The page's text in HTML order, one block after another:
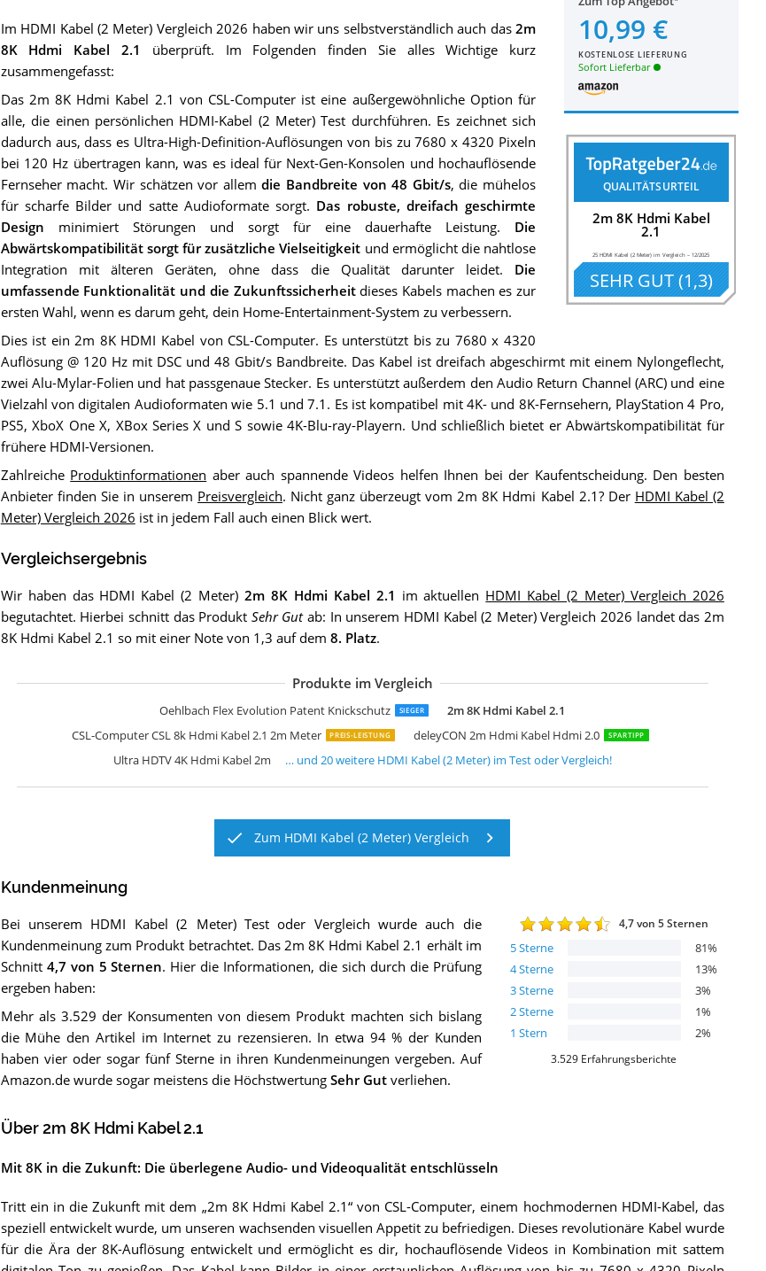
10,99 €
KOSTENLOSE LIEFERUNG
Sofort Lieferbar
QUALITÄTSURTEIL
2m 8K Hdmi Kabel
2.1
25 HDMI Kabel (2 Meter) im Vergleich –12/2025
SEHR GUT(1,3)
Im HDMI Kabel (2 Meter) Vergleich 2026 haben wir uns selbstverständlich auch das2m
8K Hdmi Kabel 2.1
überprüft. Im Folgenden finden Sie alles Wichtige kurz
zusammengefasst:
Das 2m 8K Hdmi Kabel 2.1 von CSL-Computer ist eine außergewöhnliche Option für
alle, die einen persönlichen HDMI-Kabel (2 Meter) Test durchführen. Es zeichnet sich
dadurch aus, dass es Ultra-High-Definition-Auflösungen von bis zu 7680 x 4320 Pixeln
bei 120 Hz übertragen kann, was es ideal für Next-Gen-Konsolen und hochauflösende
Fernseher macht. Wir schätzen vor allemdie Bandbreite von 48 Gbit/s, die mühelos
für scharfe Bilder und satte Audioformate sorgt. Das robuste, dreifach geschirmte
Design minimiert Störungen und sorgt für eine dauerhafte Leistung. Die
Abwärtskompatibilität sorgt für zusätzliche Vielseitigkeit und ermöglicht die nahtlose
Integration mit älteren Geräten, ohne dass die Qualität darunter leidet. Die
umfassende Funktionalität und die Zukunftssicherheitdieses Kabels machen es zur
ersten Wahl, wenn es darum geht, dein Home-Entertainment-System zu verbessern.
Dies ist ein 2m 8K HDMI Kabel von CSL-Computer. Es unterstützt bis zu 7680 x 4320
Auflösung @ 120 Hz mit DSC und 48 Gbit/s Bandbreite. Das Kabel ist dreifach abgeschirmt mit einem Nylongeflecht,
zwei Alu-Mylar-Folien und hat passgenaue Stecker. Es unterstützt außerdem den Audio Return Channel (ARC) und eine
Vielzahl von digitalen Audioformaten wie 5.1 und 7.1. Es ist kompatibel mit 4K- und 8K-Fernsehern, PlayStation 4 Pro,
PS5, XboX One X, XBox Series X und S sowie 4K-Blu-ray-Playern. Und schließlich bietet er Abwärtskompatibilität für
frühere HDMI-Versionen.
Zahlreiche Produktinformationen aber auch spannende Videos helfen Ihnen bei der Kaufentscheidung. Den besten
Anbieter finden Sie in unserem Preisvergleich. Nicht ganz überzeugt vom 2m 8K Hdmi Kabel 2.1? Der HDMI Kabel (2
Meter) Vergleich 2026 ist in jedem Fall auch einen Blick wert.
Vergleichsergebnis
Wir haben das HDMI Kabel (2 Meter)2m 8K Hdmi Kabel 2.1 im aktuellen HDMI Kabel (2 Meter) Vergleich 2026
begutachtet. Hierbei schnitt das Produkt Sehr Gutab: In unserem HDMI Kabel (2 Meter) Vergleich 2026 landet das 2m
8K Hdmi Kabel 2.1 so mit einer Note von 1,3 auf dem 8. Platz.
Produkte im Vergleich
Oehlbach Flex Evolution Patent Knickschutz SIEGER
2m 8K Hdmi Kabel 2.1
CSL-Computer CSL 8k Hdmi Kabel 2.1 2m Meter
PREIS-LEISTUNG deleyCON 2m Hdmi Kabel Hdmi 2.0 SPARTIPP
Ultra HDTV 4K Hdmi Kabel 2m
KabelDirekt 8K 4K Hdmi Kabel HDMI 2.1 2m
HICON 2m Hdmi 4K50 UHD Kabel High Speed 18GBit/s 3D 4K 4:4:4 Heac
Hama Premium Hdmi Kabel 2 Meter Ultra High Speed
StarTech.com 2m Hdmi 2.1 Kabel 8K
KabelDirekt 4K Hdmi Kabel Pro Series 2m
LINDY HDMI-Kabel 2.0 Cromo Slim High Speed 2 Meter
Ultra HDTV Premium 8K Hdmi 2.1 Kabel 2m
UGREEN Hdmi 2.1 Kabel
CSL-Computer CSL 2m Premium Hdmi Kabel 2.0b UHD 4k
CSL-Computer CSL 8k Hdmi Kabel 2.1 2 Meter
8K Hdmi Kabel Ultra Hdtv
Zertifiziertes 10K 8K Hdmi 2.1 Kabel 2M
KabelDirekt 4K Hdmi Kabel 2m
Snowkids 2m Hdmi Kabel Hdmi 2.0 a/b Highspeed 2m
UGREEN 8k Hdmi Kabel 2.1
Hama Hdmi Kabel 2 m lang Ultra HD 4K
KabelDirekt 10K & 8K Hdmi Kabel
CSL-Computer CSL 8k 4k Hdmi Kabel 2.1/2.0-2m
Highwings HDMI Kabel 2meter 8K
8K Hdmi Kabel 2.1
… und 20weitere HDMI Kabel (2 Meter)im Test oder Vergleich!
Zum HDMI Kabel (2 Meter) Vergleich
Kundenmeinung
4,7von 5 Sternen
5Sterne 81%
4Sterne 13%
3Sterne 3%
2Sterne 1%
1 Stern 2%
3.529 Erfahrungsberichte
Bei unserem HDMI Kabel (2 Meter)Test oder Vergleich wurde auch die
Kundenmeinung zum Produkt betrachtet. Das 2m 8K Hdmi Kabel 2.1 erhält im
Schnitt 4,7 von 5 Sternen. Hier die Informationen, die sich durch die Prüfung
ergeben haben:
Mehr als 3.529 der Konsumenten von diesem Produkt machten sich bislang
die Mühe den Artikel im Internet zu rezensieren. In etwa 94 % der Kunden
haben vier oder sogar fünf Sterne in ihren Kundenmeinungen vergeben. Auf
Amazon.de wurde sogar meistens die Höchstwertung Sehr Gutverliehen.
Über 2m 8K Hdmi Kabel 2.1
Mit 8K in die Zukunft: Die überlegene Audio- und Videoqualität entschlüsseln
Tritt ein in die Zukunft mit dem „2m 8K Hdmi Kabel 2.1“ von CSL-Computer, einem hochmodernen HDMI-Kabel, das
speziell entwickelt wurde, um unseren wachsenden visuellen Appetit zu befriedigen. Dieses revolutionäre Kabel wurde
für die Ära der 8K-Auflösung entwickelt und ermöglicht es dir, hochauflösende Videos in Kombination mit sattem